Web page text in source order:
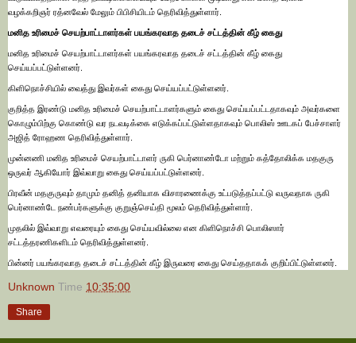
வழக்கறிஞர் ரத்னவேல் மேலும் பிபிசியிடம் தெரிவித்துள்ளார்.
மனித உரிமைச் செயற்பாட்டாளர்கள் பயங்கரவாத தடைச் சட்டத்தின் கீழ் கைது
மனித உரிமைச் செயற்பாட்டாளர்கள் பயங்கரவாத தடைச் சட்டத்தின் கீழ் கைது
செய்யப்பட்டுள்ளனர்.
கிளிநொச்சியில் வைத்து இவர்கள் கைது செய்யப்பட்டுள்ளனர்.
குறித்த இரண்டு மனித உரிமைச் செயற்பாட்டாளர்களும் கைது செய்யப்பட்டதாகவும் அவர்களை
கொழும்பிற்கு கொண்டு வர நடவடிக்கை எடுக்கப்பட்டுள்ளதாகவும் பொலிஸ் ஊடகப் பேச்சாளர்
அஜித் ரோஹண தெரிவித்துள்ளார்.
முன்னணி மனித உரிமைச் செயற்பாட்டாளர் ருகி பெர்னாண்டோ மற்றும் கத்தோலிக்க மதகுரு
ஒருவர் ஆகியோர் இவ்வாறு கைது செய்யப்பட்டுள்ளனர்.
பிரவீன் மதகுருவும் தாமும் தனித் தனியாக விசாரணைக்கு உட்படுத்தப்பட்டு வருவதாக ருகி
பெர்னாண்டே நண்பர்களுக்கு குறுஞ்செய்தி மூலம் தெரிவித்துள்ளார்.
முதலில் இவ்வாறு எவரையும் கைது செய்யவில்லை என கிளிநொச்சி பொலிஸார்
சட்டத்தரணிகளிடம் தெரிவித்துள்ளனர்.
பின்னர் பயங்கரவாத தடைச் சட்டத்தின் கீழ் இருவரை கைது செய்ததாகக் குறிப்பிட்டுள்ளனர்.
Unknown Time 10:35:00
Share